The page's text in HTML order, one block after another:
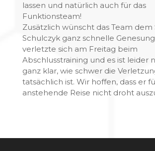
lassen und natürlich auch für das
Funktionsteam!
Zusätzlich wünscht das Team dem
Schulczyk ganz schnelle
verletzte sich am Freitag beim
Abschlusstraining und es ist leider
ganz klar, wie schwer die
tatsächlich ist. Wir hoffen, dass er
anstehende Reise nicht droht